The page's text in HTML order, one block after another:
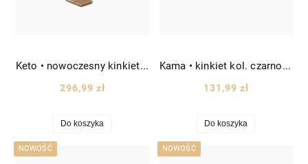
Keto • nowoczesny kinkiet z kwadratowym abażurem z tkaniny kol. czarnego wys. 48 cm
296,99 zł
Do koszyka
Kama • kinkiet kol. czarno/złoty Ø12 cm
131,99 zł
Do koszyka
NOWOŚĆ NOWOŚĆ